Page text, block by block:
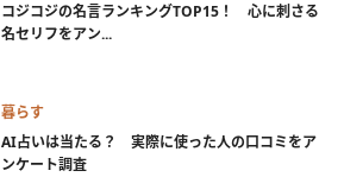
コジコジの名言ランキングTOP15！ 心に刺さる
名セリフをアン...
暮らす
AI占いは当たる？ 実際に使った人の口コミをア
ンケート調査